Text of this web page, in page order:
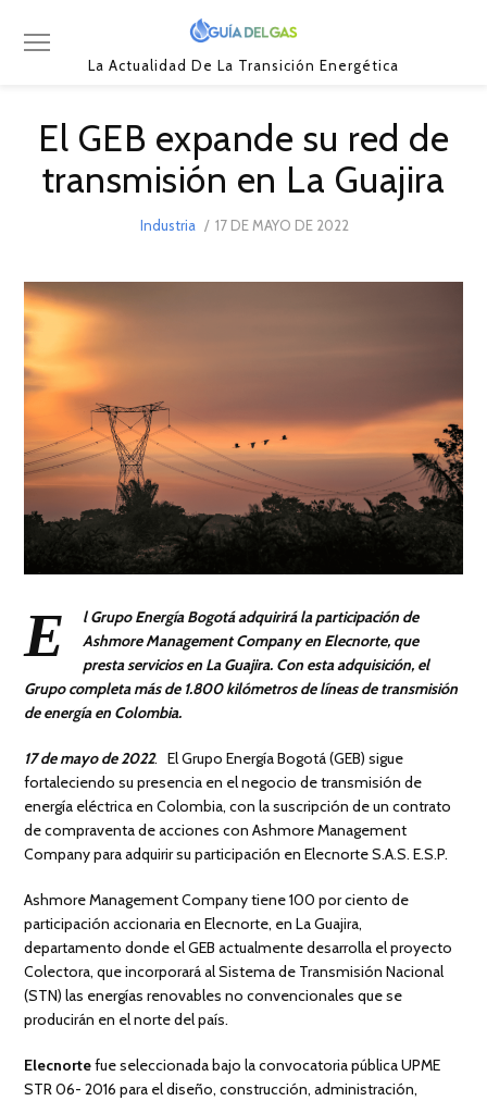
La Actualidad De La Transición Energética
El GEB expande su red de
transmisión en La Guajira
Industria
POSTED
17 DE MAYO DE 2022
E
l Grupo Energía Bogotá adquirirá la participación de
Ashmore Management Company en Elecnorte, que
presta servicios en La Guajira. Con esta adquisición, el
Grupo completa más de 1.800 kilómetros de líneas de transmisión
de energía en Colombia.
17 de mayo de 2022. El Grupo Energía Bogotá (GEB) sigue
fortaleciendo su presencia en el negocio de transmisión de
energía eléctrica en Colombia, con la suscripción de un contrato
de compraventa de acciones con Ashmore Management
Company para adquirir su participación en Elecnorte S.A.S. E.S.P.
Ashmore Management Company tiene 100 por ciento de
participación accionaria en Elecnorte, en La Guajira,
departamento donde el GEB actualmente desarrolla el proyecto
Colectora, que incorporará al Sistema de Transmisión Nacional
(STN) las energías renovables no convencionales que se
producirán en el norte del país.
Elecnortefue seleccionada bajo la convocatoria pública UPME
STR 06- 2016 para el diseño, construcción, administración,